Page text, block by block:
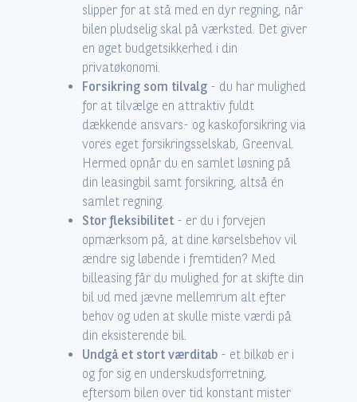
slipper for at stå med en dyr regning, når
bilen pludselig skal på værksted. Det giver
en øget budgetsikkerhed i din
privatøkonomi.
Forsikring som tilvalg - du har mulighed
for at tilvælge en attraktiv fuldt
dækkende ansvars- og kaskoforsikring via
vores eget forsikringsselskab, Greenval.
Hermed opnår du en samlet løsning på
din leasingbil samt forsikring, altså én
samlet regning.
Stor fleksibilitet - er du i forvejen
opmærksom på, at dine kørselsbehov vil
ændre sig løbende i fremtiden? Med
billeasing får du mulighed for at skifte din
bil ud med jævne mellemrum alt efter
behov og uden at skulle miste værdi på
din eksisterende bil.
Undgå et stort værditab - et bilkøb er i
og for sig en underskudsforretning,
eftersom bilen over tid konstant mister